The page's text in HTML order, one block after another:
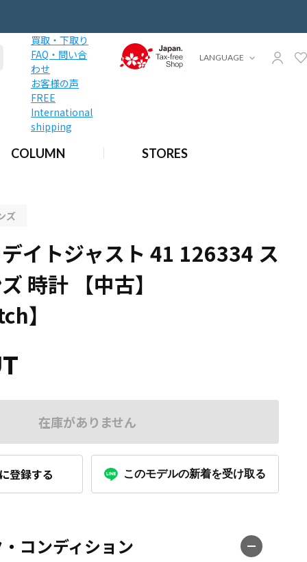
買取・下取り
FAQ・問い合
わせ
お客様の声
FREE
International
shipping
COLUMN STORES
LANGUAGE
メンズ 時計 【中古】【wristwatch】
ズ
イトジャスト 41 126334 ス
時計 【中古】
】
在庫がありません
登録する このモデルの新着を受け取る
コンディション